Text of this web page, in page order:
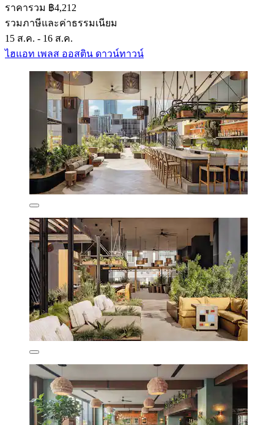
ราคารวม ฿4,212
รวมภาษีและค่าธรรมเนียม
15 ส.ค. - 16 ส.ค.
ไฮแอท เพลส ออสติน ดาวน์ทาวน์